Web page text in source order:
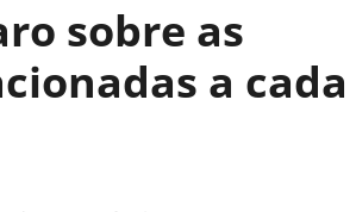
sobre as
a cada